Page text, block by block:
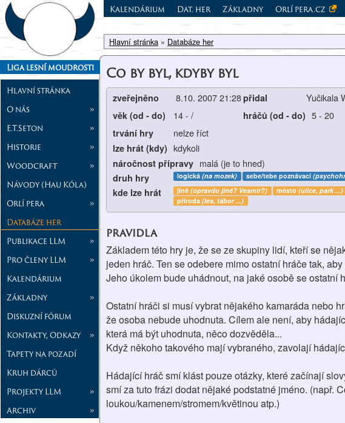
Liga lesní moudrosti
Hlavní stránka
O nás
»
E.T.Seton
»
Historie
»
Woodcraft
»
Návody (Hau Kóla)
Orlí pera
»
Databáze her
Publikace LLM
»
Pro členy LLM
»
Kalendárium
Základny
»
Diskuzní fórum
Kontakty, Odkazy
»
Tapety na pozadí
Kruh dárců
Projekty LLM
»
Archiv
»
Kalendárium Dat. her Základny Orlí pera.cz
Hlavní stránka » Databáze her
Co by byl, kdyby byl
zveřejněno 8.10. 2007 21:28přidal Yučikala
věk (od - do) 14- / hráčů (od - do) 5- 20
trvání hry nelze říct
lze hrát (kdy) kdykoli
náročnost přípravy malá (je to hned)
druh hry logická(na mozek) sebe/tebe poznávací
kde lze hrát jiné(opravdu jiné? Vesmír?) město(ulice, park ...)
příroda(les, tábor ...)
pravidla
Základem této hry je, že se ze skupiny lidí, kteří se
jeden hráč. Ten se odebere mimo ostatní hráče tak,
Jeho úkolem bude uhádnout, na jaké osobě se ostatní
Ostatní hráči si musí vybrat nějakého kamaráda nebo
že osoba nebude uhodnuta. Cílem ale není, aby
která má být uhodnuta, něco dozvěděla...
Když někoho takového mají vybraného, zavolají
Hádající hráč smí klást pouze otázky, které začínají
smí za tuto frázi dodat nějaké podstatné jméno. (např.
loukou/kamenem/stromem/květinou atp.)